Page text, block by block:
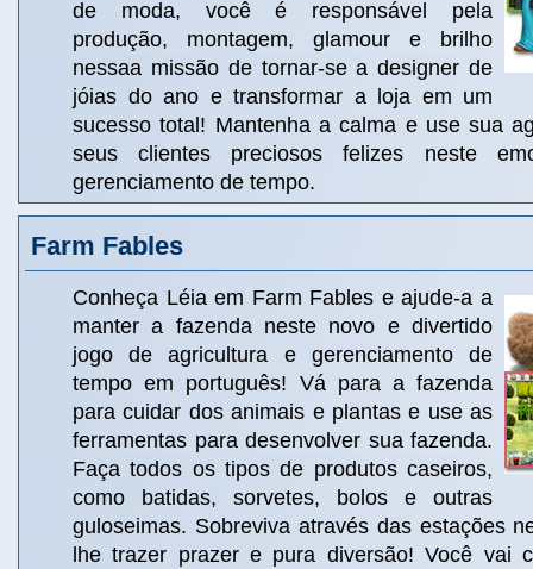
de moda, você é responsável pela
produção, montagem, glamour e brilho
nessaa missão de tornar-se a designer de
jóias do ano e transformar a loja em um
sucesso total! Mantenha a calma e use sua
seus clientes preciosos felizes neste
gerenciamento de tempo.
Farm Fables
Conheça Léia em Farm Fables e ajude-a a
manter a fazenda neste novo e divertido
jogo de agricultura e gerenciamento de
tempo em português! Vá para a fazenda
para cuidar dos animais e plantas e use as
ferramentas para desenvolver sua fazenda.
Faça todos os tipos de produtos caseiros,
como batidas, sorvetes, bolos e outras
guloseimas. Sobreviva através das estações
lhe trazer prazer e pura diversão! Você vai